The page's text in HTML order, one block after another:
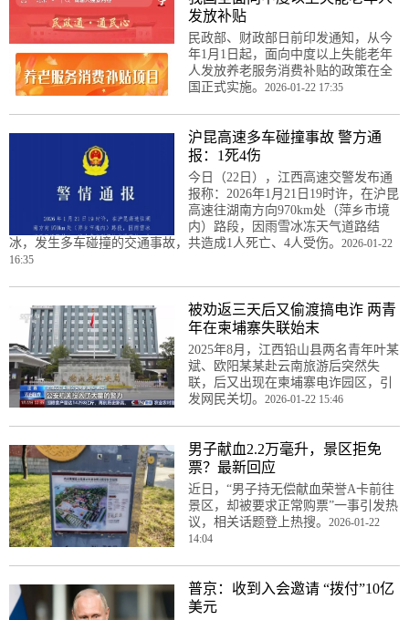
发放补贴
民政部、财政部日前印发通知，从今
年1月1日起，面向中度以上失能老年
人发放养老服务消费补贴的政策在全
国正式实施。 2026-01-22 17:35
沪昆高速多车碰撞事故 警方通
报：1死4伤
今日（22日），江西高速交警发布通
报称：2026年1月21日19时许，在沪昆
高速往湖南方向970km处（萍乡市境
内）路段，因雨雪冰冻天气道路结
冰，发生多车碰撞的交通事故，共造成1人死亡、4人受伤。 2026-01-22
16:35
被劝返三天后又偷渡搞电诈 两青
年在柬埔寨失联始末
2025年8月，江西铅山县两名青年叶某
斌、欧阳某某赴云南旅游后突然失
联，后又出现在柬埔寨电诈园区，引
发网民关切。 2026-01-22 15:46
男子献血2.2万毫升，景区拒免
票？最新回应
近日，“男子持无偿献血荣誉A卡前往
景区，却被要求正常购票”一事引发热
议，相关话题登上热搜。 2026-01-22
14:04
普京：收到入会邀请 “拨付”10亿
美元